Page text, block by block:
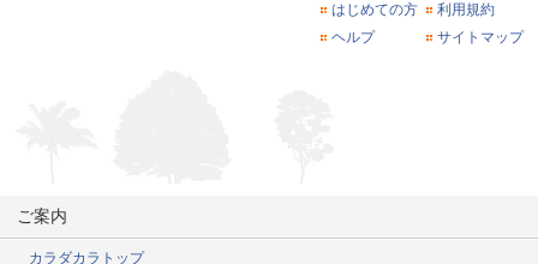
はじめての方
利用規約
ヘルプ
サイトマップ
ご案内
カラダカラトップ